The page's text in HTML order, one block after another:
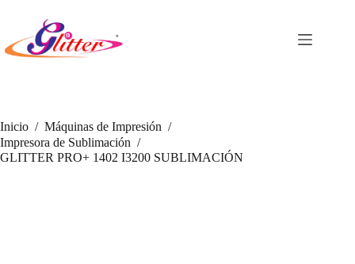
contenido
Inicio / Máquinas de Impresión /
Impresora de Sublimación /
GLITTER PRO+ 1402 I3200 SUBLIMACIÓN